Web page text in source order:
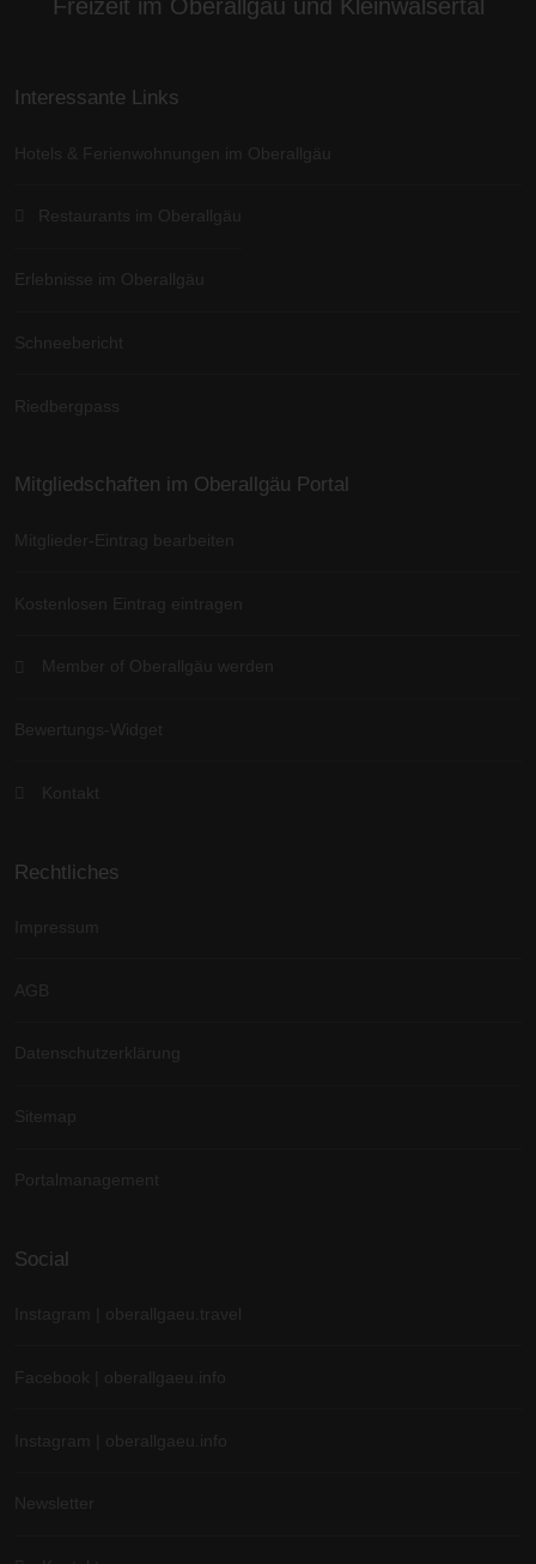
Freizeit im Oberallgäu und Kleinwalsertal
Interessante Links
Hotels & Ferienwohnungen im Oberallgäu
Restaurants im Oberallgäu
Erlebnisse im Oberallgäu
Schneebericht
Riedbergpass
Mitgliedschaften im Oberallgäu Portal
Mitglieder-Eintrag bearbeiten
Kostenlosen Eintrag eintragen
Member of Oberallgäu werden
Bewertungs-Widget
Kontakt
Rechtliches
Impressum
AGB
Datenschutzerklärung
Sitemap
Portalmanagement
Social
Instagram | oberallgaeu.travel
Facebook | oberallgaeu.info
Instagram | oberallgaeu.info
Newsletter